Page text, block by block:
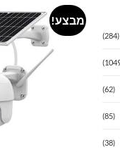
(284)
(62)
(85)
(38)
מבצע!